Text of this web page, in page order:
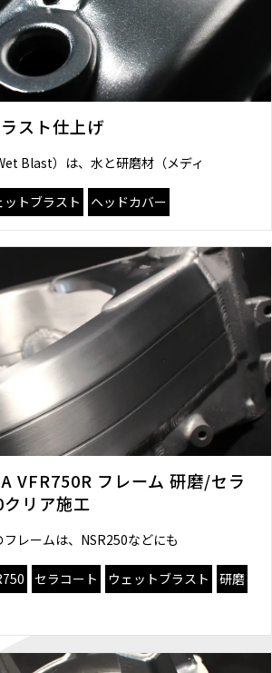
スト仕上げ
Blast）は、水と研磨材（メディ
ットブラスト ヘッドカバー
VFR750R フレーム 研磨/セラ
リア施工
レームは、NSR250などにも
セラコート ウェットブラスト
研磨